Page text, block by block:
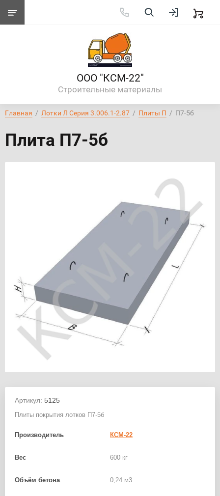
ООО "КСМ-22"
Строительные материалы
Главная
  /
Лотки Л Серия 3.006.1-2.87
  /
Плиты П
  /  П7-5б
Плита П7-5б
Артикул: 5125
Плиты покрытия лотков П7-5б
Производитель КСМ-22
Вес 600 кг
Объём бетона 0,24 м3